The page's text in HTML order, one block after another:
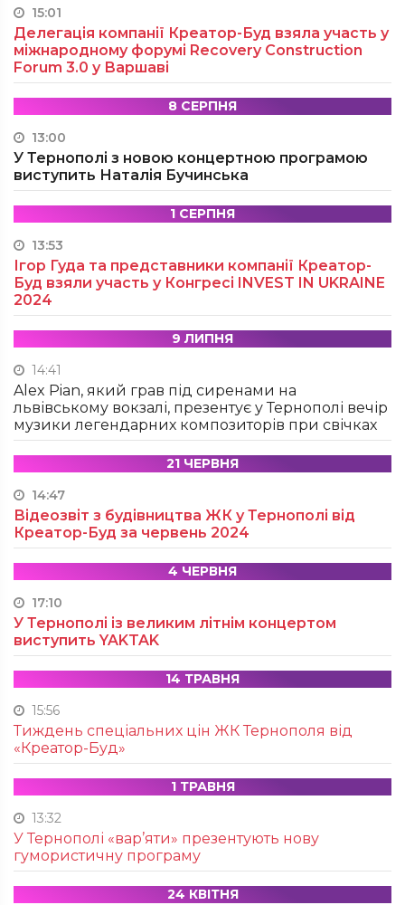
15:01
Делегація компанії Креатор-Буд взяла участь у
міжнародному форумі Recovery Construction
Forum 3.0 у Варшаві
8 СЕРПНЯ
13:00
У Тернополі з новою концертною програмою
виступить Наталія Бучинська
1 СЕРПНЯ
13:53
Ігор Гуда та представники компанії Креатор-
Буд взяли участь у Конгресі INVEST IN UKRAINE
2024
9 ЛИПНЯ
14:41
Alex Pian, який грав під сиренами на
львівському вокзалі, презентує у Тернополі вечір
музики легендарних композиторів при свічках
21 ЧЕРВНЯ
14:47
Відеозвіт з будівництва ЖК у Тернополі від
Креатор-Буд за червень 2024
4 ЧЕРВНЯ
17:10
У Тернополі із великим літнім концертом
виступить YAKTAK
14 ТРАВНЯ
15:56
Тиждень спеціальних цін ЖК Тернополя від
«Креатор-Буд»
1 ТРАВНЯ
13:32
У Тернополі «вар’яти» презентують нову
гумористичну програму
24 КВІТНЯ